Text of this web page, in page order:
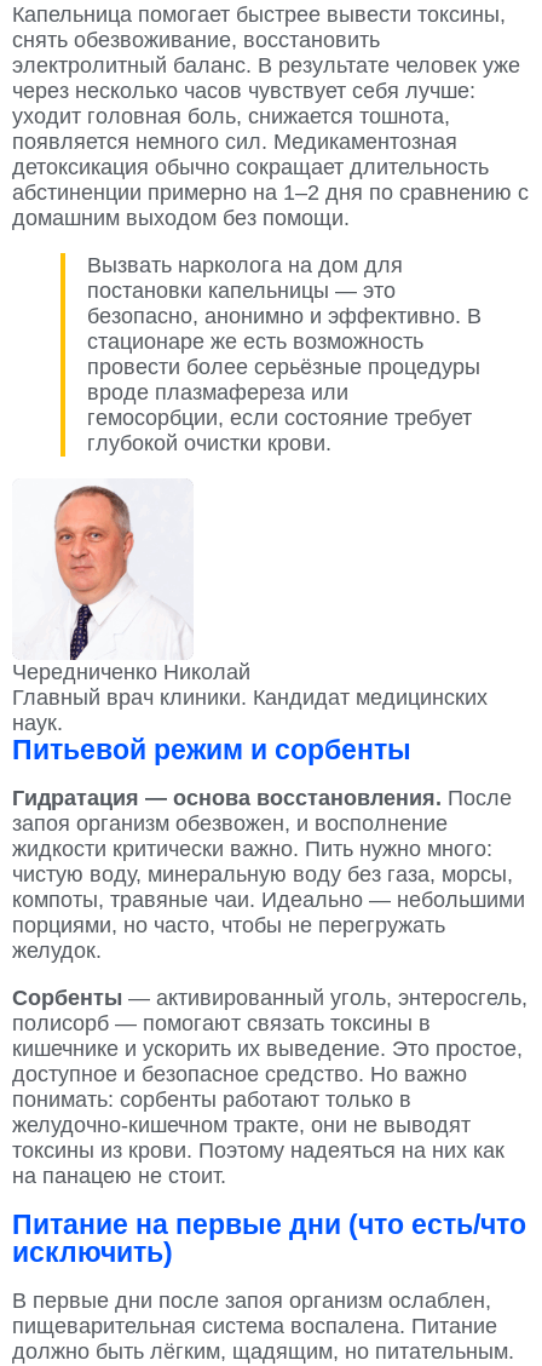
Капельница помогает быстрее вывести токсины,
снять обезвоживание, восстановить
электролитный баланс. В результате человек уже
через несколько часов чувствует себя лучше:
уходит головная боль, снижается тошнота,
появляется немного сил. Медикаментозная
детоксикация обычно сокращает длительность
абстиненции примерно на 1–2 дня по сравнению с
домашним выходом без помощи.
Вызвать нарколога на дом для
постановки капельницы — это
безопасно, анонимно и эффективно. В
стационаре же есть возможность
провести более серьёзные процедуры
вроде плазмафереза или
гемосорбции, если состояние требует
глубокой очистки крови.
Чередниченко Николай
Главный врач клиники. Кандидат медицинских
наук.
Питьевой режим и сорбенты
Гидратация — основа восстановления. После
запоя организм обезвожен, и восполнение
жидкости критически важно. Пить нужно много:
чистую воду, минеральную воду без газа, морсы,
компоты, травяные чаи. Идеально — небольшими
порциями, но часто, чтобы не перегружать
желудок.
Сорбенты — активированный уголь, энтеросгель,
полисорб — помогают связать токсины в
кишечнике и ускорить их выведение. Это простое,
доступное и безопасное средство. Но важно
понимать: сорбенты работают только в
желудочно-кишечном тракте, они не выводят
токсины из крови. Поэтому надеяться на них как
на панацею не стоит.
Питание на первые дни (что есть/что
исключить)
В первые дни после запоя организм ослаблен,
пищеварительная система воспалена. Питание
должно быть лёгким, щадящим, но питательным.